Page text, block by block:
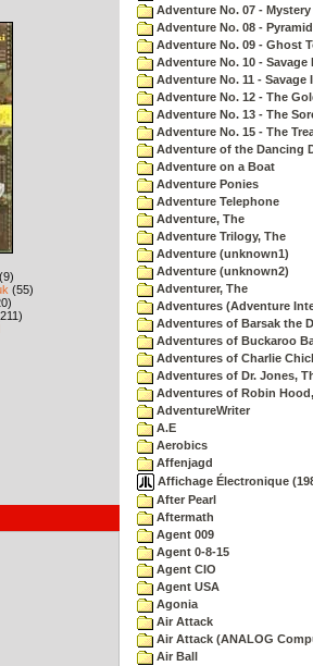
(9)
(55)
Adventure No. 07 -
Adventure No. 08 -
Adventure No. 09 - Ghost
Adventure No. 10 - Savage
Adventure No. 11 - Savage
Adventure No. 12 - The
Adventure No. 13 - The
Adventure No. 15 - The
Adventure of the Dancing
Adventure on a Boat
Adventure Ponies
Adventure Telephone
Adventure, The
Adventure Trilogy, The
Adventure (unknown1)
Adventure (unknown2)
Adventurer, The
Adventures (Adventure
Adventures of Barsak the
Adventures of Buckaroo
Adventures of Charlie
Adventures of Dr. Jones,
Adventures of Robin
AdventureWriter
A.E
Aerobics
Affenjagd
Affichage Électronique
After Pearl
Aftermath
Agent 009
Agent 0-8-15
Agent CIO
Agent USA
Agonia
Air Attack
Air Attack (ANALOG
Air Ball